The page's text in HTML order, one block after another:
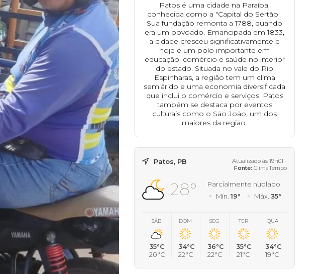
Patos é uma cidade na Paraíba,
conhecida como a "Capital do Sertão".
Sua fundação remonta a 1788, quando
era um povoado. Emancipada em 1833,
a cidade cresceu significativamente e
hoje é um polo importante em
educação, comércio e saúde no interior
do estado. Situada no vale do Rio
Espinharas, a região tem um clima
semiárido e uma economia diversificada
que inclui o comércio e serviços. Patos
também se destaca por eventos
culturais como o São João, um dos
maiores da região.
Patos, PB
Atualizado às 19h01 -
Fonte: ClimaTempo
28°
Parcialmente nublado
Mín. 19° Máx. 35°
SÁB
35°C
20°C
DOM
34°C
22°C
SEG
36°C
22°C
TER
35°C
21°C
QUA
34°C
19°C